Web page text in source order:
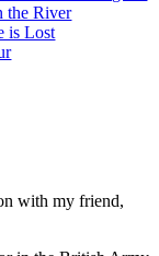
the River
is Lost
with my friend,